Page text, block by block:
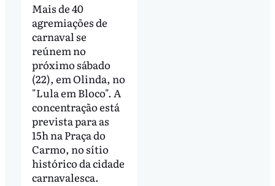
Mais de 40
agremiações de
carnaval se
reúnem no
próximo sábado
(22), em Olinda, no
"Lula em Bloco". A
concentração está
prevista para as
15h na Praça do
Carmo, no sítio
histórico da cidade
carnavalesca.